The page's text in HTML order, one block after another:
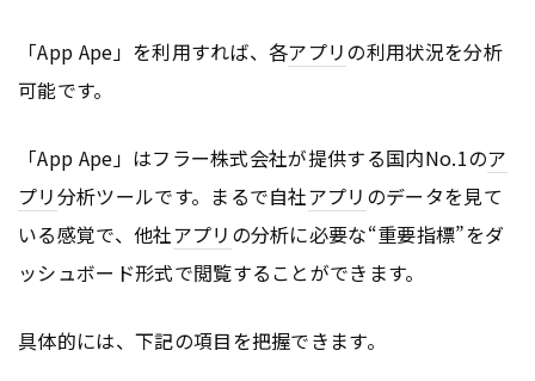
「App Ape」を利用すれば、各アプリの利用状況を分析
可能です。
「App Ape」はフラー株式会社が提供する国内No.1のア
プリ分析ツールです。まるで自社アプリ のデータを見て
いる感覚で、他社アプリ の分析に必要な“重要指標”をダ
ッシュボード形式で閲覧することができます。
具体的には、下記の項目を把握できます。